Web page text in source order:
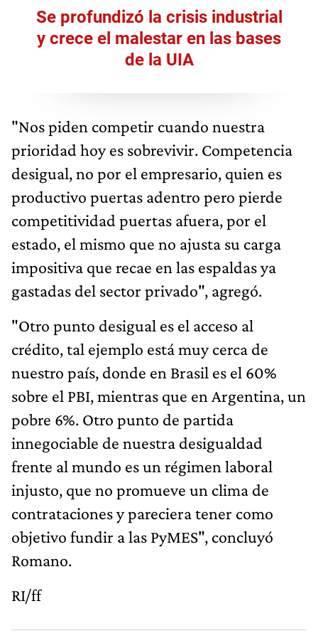
Se profundizó la crisis industrial
y crece el malestar en las bases
de la UIA
"Nos piden competir cuando nuestra
prioridad hoy es sobrevivir. Competencia
desigual, no por el empresario, quien es
productivo puertas adentro pero pierde
competitividad puertas afuera, por el
estado, el mismo que no ajusta su carga
impositiva que recae en las espaldas ya
gastadas del sector privado", agregó.
"Otro punto desigual es el acceso al
crédito, tal ejemplo está muy cerca de
nuestro país, donde en Brasil es el 60%
sobre el PBI, mientras que en Argentina, un
pobre 6%. Otro punto de partida
innegociable de nuestra desigualdad
frente al mundo es un régimen laboral
injusto, que no promueve un clima de
contrataciones y pareciera tener como
objetivo fundir a las PyMES", concluyó
Romano.
RI/ff